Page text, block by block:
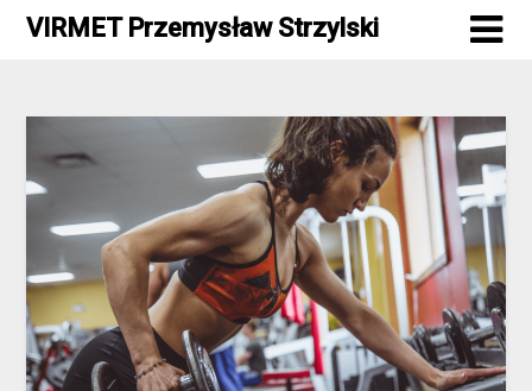
SkipVIRMET Przemysław Strzylski